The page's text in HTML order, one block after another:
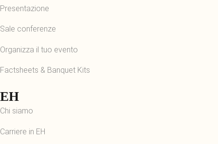
Presentazione
Sale conferenze
Organizza il tuo evento
Factsheets & Banquet Kits
EH
Chi siamo
Carriere in EH